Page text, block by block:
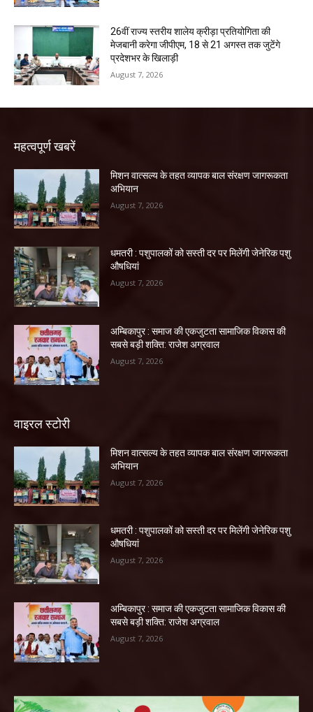
26वीं राज्य स्तरीय शालेय क्रीड़ा प्रतियोगिता की
मेजबानी करेगा जीपीएम, 18 से 21 अगस्त तक जुटेंगे
प्रदेशभर के खिलाड़ी
August 7, 2026
महत्वपूर्ण खबरें
मिशन वात्सल्य के तहत व्यापक बाल संरक्षण जागरूकता
अभियान
August 7, 2026
धमतरी : पशुपालकों को सस्ती दर पर मिलेंगी जेनेरिक पशु
औषधियां
August 7, 2026
अम्बिकापुर : समाज की एकजुटता सामाजिक विकास की
सबसे बड़ी शक्ति: राजेश अग्रवाल
August 7, 2026
वाइरल स्टोरी
मिशन वात्सल्य के तहत व्यापक बाल संरक्षण जागरूकता
अभियान
August 7, 2026
धमतरी : पशुपालकों को सस्ती दर पर मिलेंगी जेनेरिक पशु
औषधियां
August 7, 2026
अम्बिकापुर : समाज की एकजुटता सामाजिक विकास की
सबसे बड़ी शक्ति: राजेश अग्रवाल
August 7, 2026